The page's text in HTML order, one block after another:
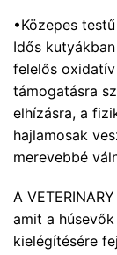
•Közepes
Idős
felelős
támogatásra
elhízásra, a
hajlamosak
merevebbé
A
amit a
kielégítésére